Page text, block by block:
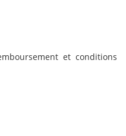
et conditions